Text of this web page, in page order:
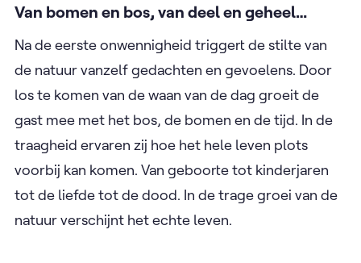
Van bomen en bos, van deel en geheel…
Na de eerste onwennigheid triggert de stilte van
de natuur vanzelf gedachten en gevoelens. Door
los te komen van de waan van de dag groeit de
gast mee met het bos, de bomen en de tijd. In de
traagheid ervaren zij hoe het hele leven plots
voorbij kan komen. Van geboorte tot kinderjaren
tot de liefde tot de dood. In de trage groei van de
natuur verschijnt het echte leven.